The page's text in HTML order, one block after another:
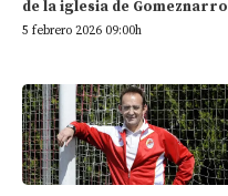
de la iglesia de Gomeznarro
5 febrero 2026 09:00h